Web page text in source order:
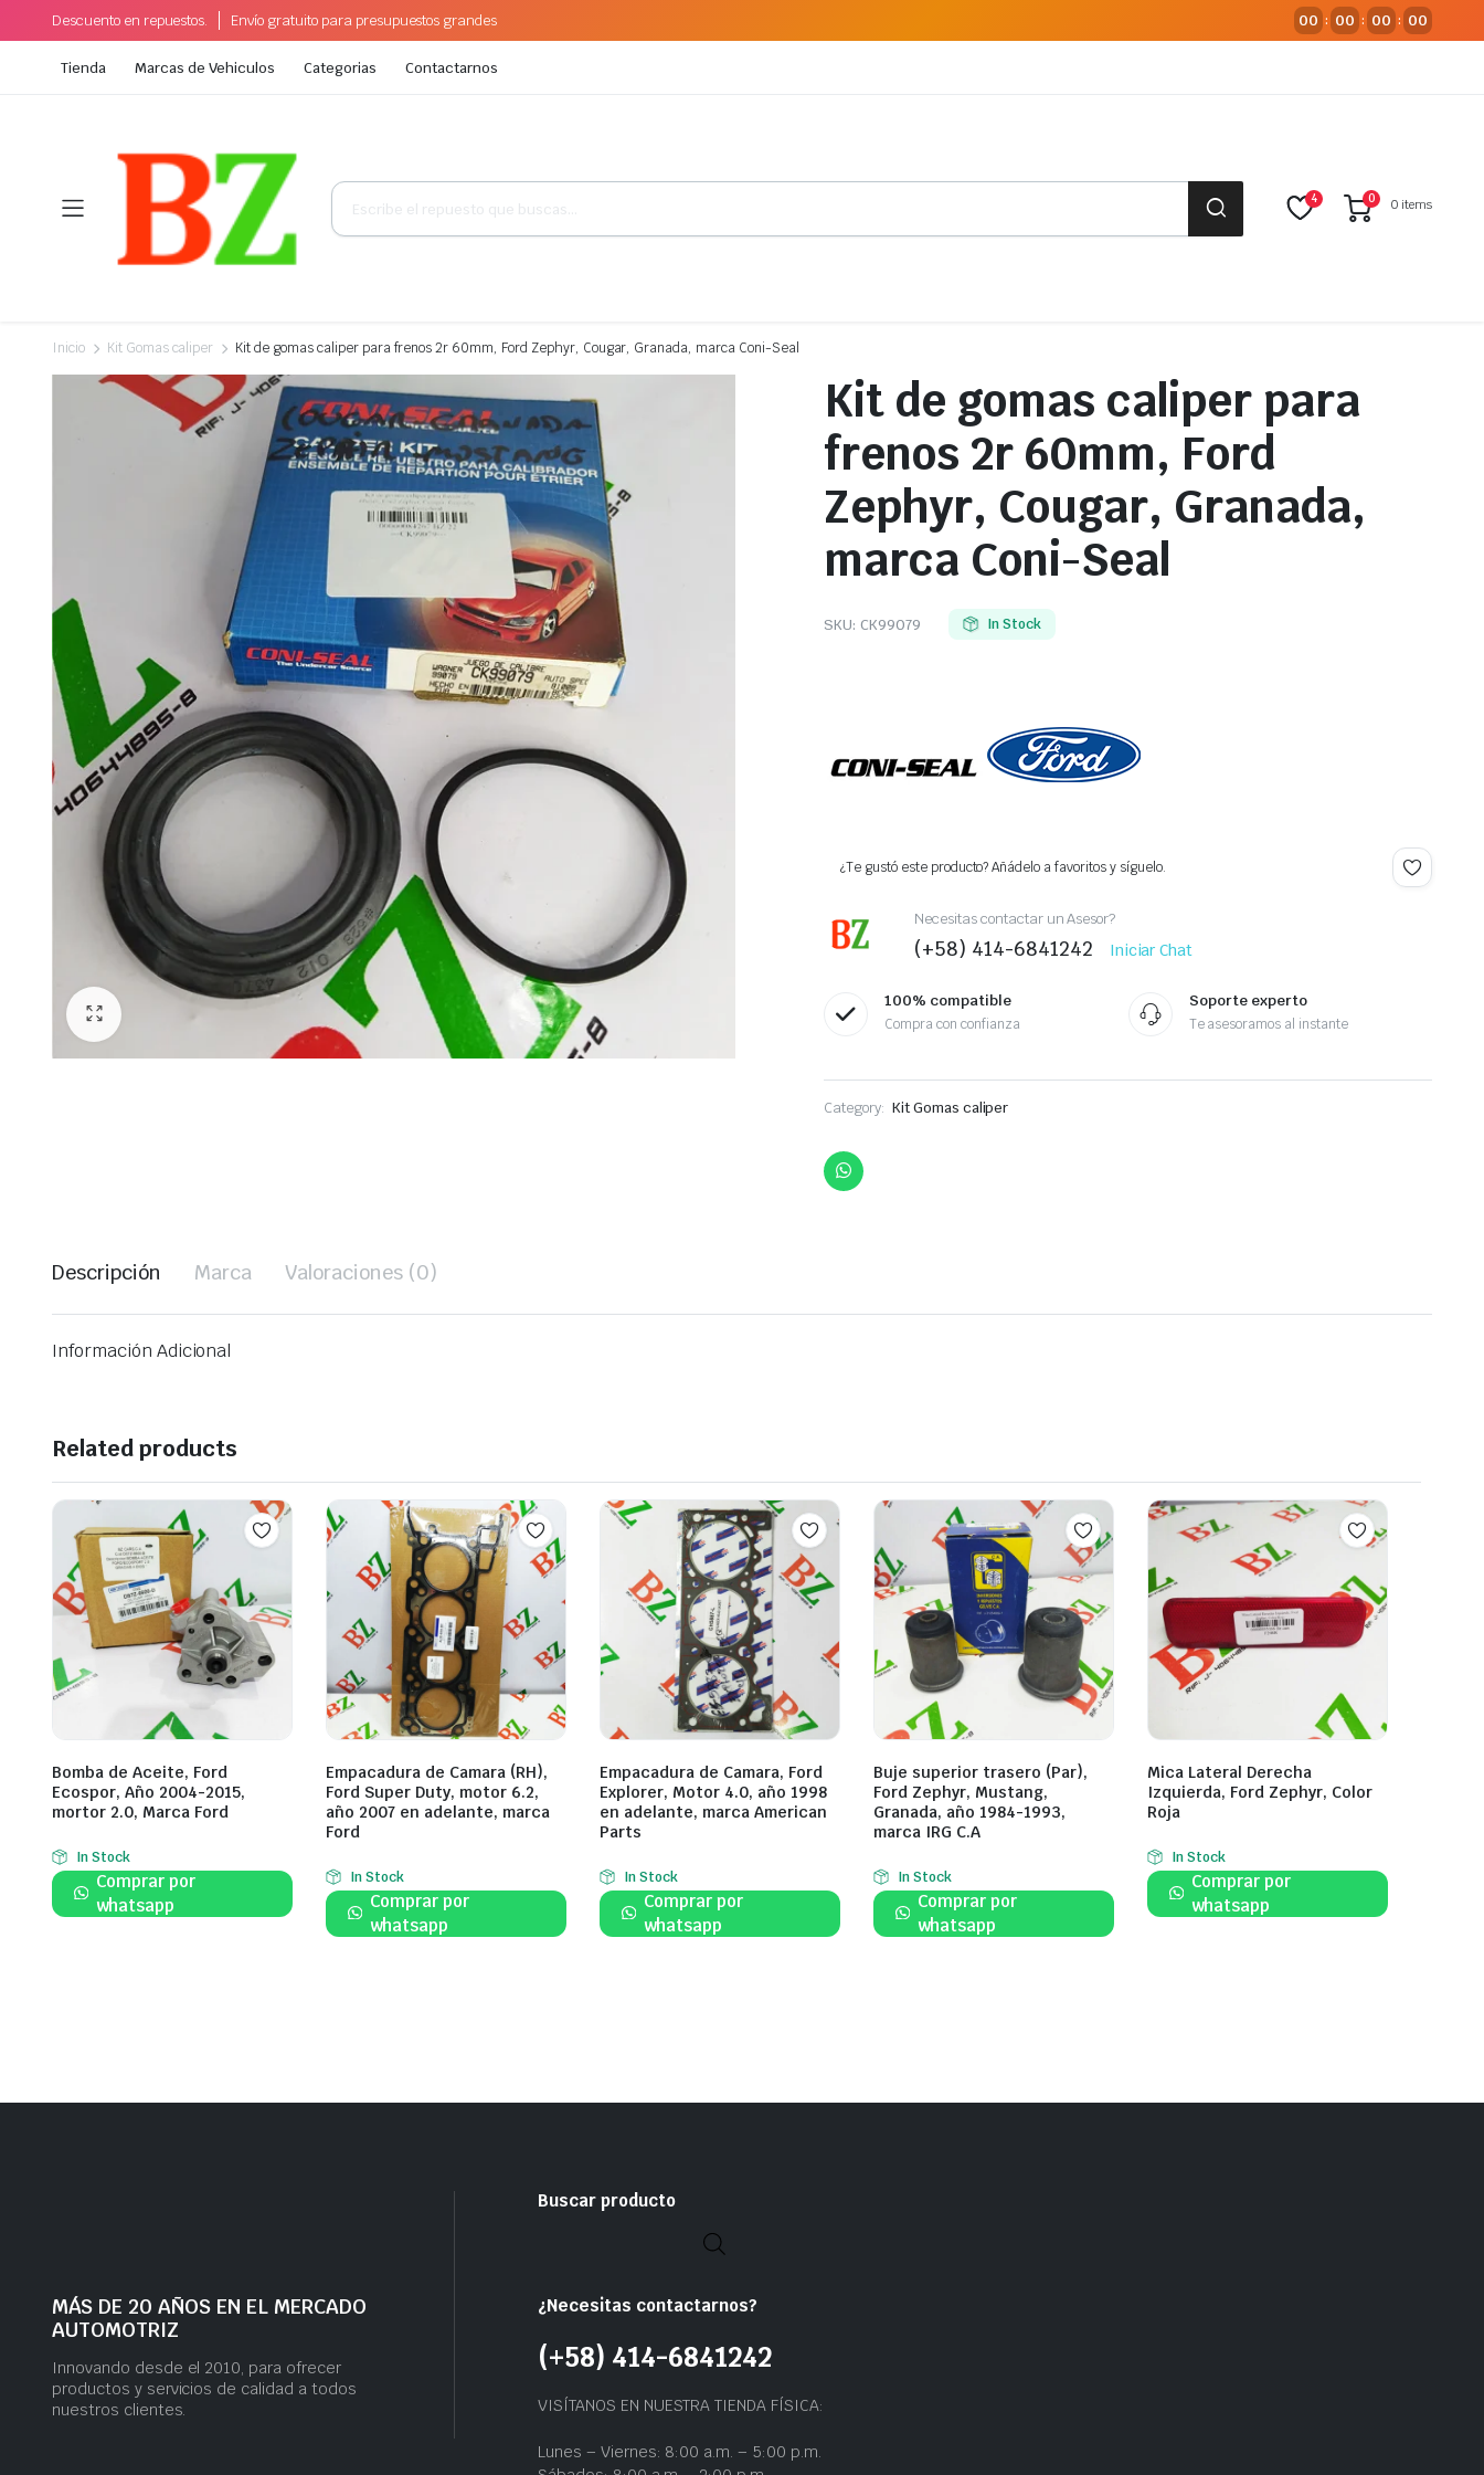
Descuento en repuestos. Envío gratuito para presupuestos grandes 00 : 00 : 00 : 00
Tienda Marcas de Vehiculos Categorias Contactarnos
Búsqueda
productos
4 0 0 items
Inicio Kit Gomas caliper Kit de gomas caliper para frenos 2r 60mm, Ford Zephyr, Cougar, Granada, marca Coni-Seal
Kit de gomas caliper para
frenos 2r 60mm, Ford
Zephyr, Cougar, Granada,
marca Coni-Seal
SKU: CK99079 In Stock
¿Te gustó este producto? Añádelo a favoritos y síguelo.
Necesitas contactar un Asesor?
(+58) 414-6841242 Iniciar Chat
100% compatible
Compra con confianza
Soporte experto
Te asesoramos al instante
Category: Kit Gomas caliper
Descripción Marca Valoraciones (0)
Información Adicional
Related products
Bomba de Aceite, Ford
Ecospor, Año 2004-2015,
mortor 2.0, Marca Ford
In Stock
Comprar por
whatsapp
Empacadura de Camara (RH),
Ford Super Duty, motor 6.2,
año 2007 en adelante, marca
Ford
In Stock
Comprar por
whatsapp
Empacadura de Camara, Ford
Explorer, Motor 4.0, año 1998
en adelante, marca American
Parts
In Stock
Comprar por
whatsapp
Buje superior trasero (Par),
Ford Zephyr, Mustang,
Granada, año 1984-1993,
marca IRG C.A
In Stock
Comprar por
whatsapp
Mica Lateral Derecha
Izquierda, Ford Zephyr, Color
Roja
In Stock
Comprar por
whatsapp
MÁS DE 20 AÑOS EN EL MERCADO
AUTOMOTRIZ
Innovando desde el 2010, para ofrecer
productos y servicios de calidad a todos
nuestros clientes.
Buscar producto
¿Necesitas contactarnos?
(+58) 414-6841242
VISÍTANOS EN NUESTRA TIENDA FÍSICA:
Lunes – Viernes: 8:00 a.m. – 5:00 p.m.